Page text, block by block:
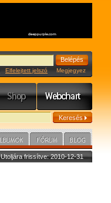
Elfelejtett jelszó Megjegyez
Utoljára frissítve: 2010-12-31